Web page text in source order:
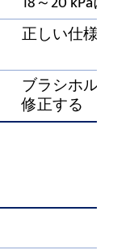
正しい仕様
ブラシホル
修正する